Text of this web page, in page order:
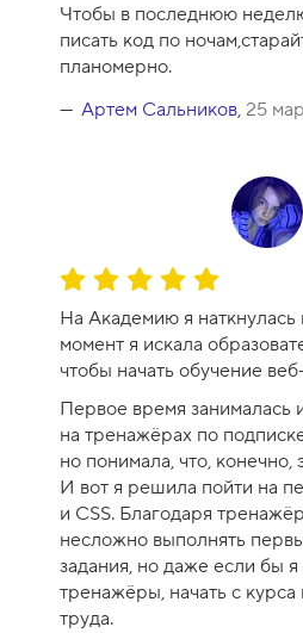
н
к
а
1
0
Чтобы в последнюю
писать код по
планомерно.
Артем Сальников, 25
О
е
н
к
а
к
у
р
с
а
-
1
0
На Академию я наткнулась
момент я искала
чтобы начать обучение
Первое время занималась
на тренажёрах по
но понимала, что, конечно,
И вот я решила пойти на
и CSS. Благодаря
несложно выполнять
задания, но даже если бы
тренажёры, начать с курса
труда.